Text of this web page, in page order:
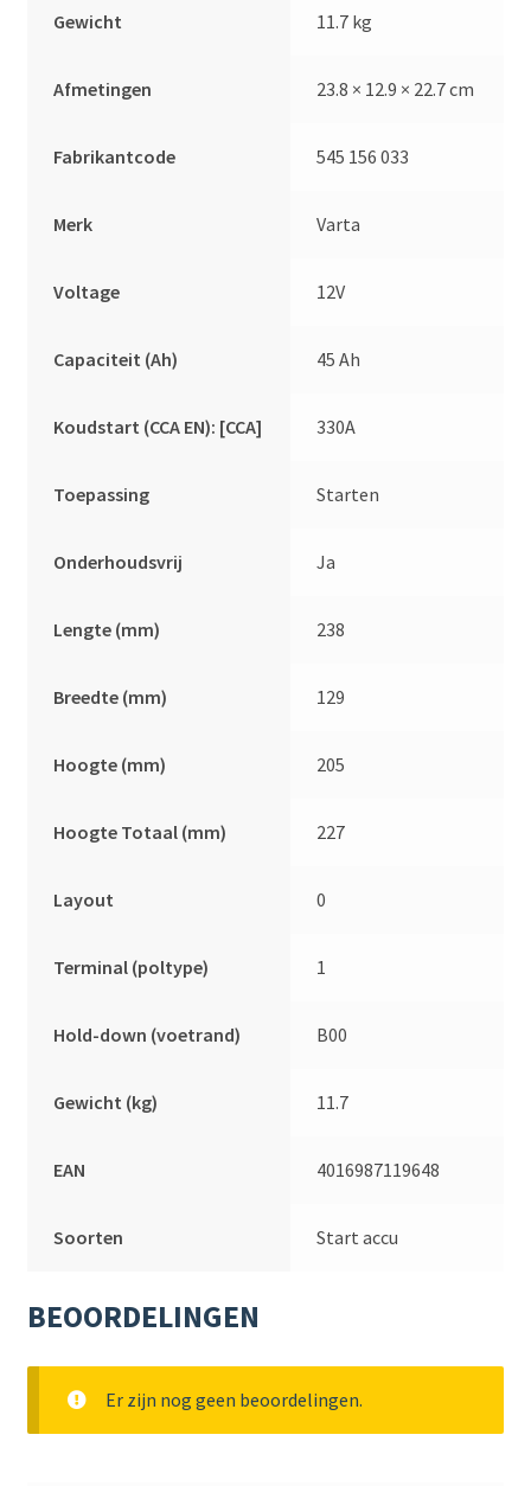
Gewicht 11.7 kg
Afmetingen 23.8 × 12.9 × 22.7 cm
Fabrikantcode 545 156 033
Merk Varta
Voltage 12V
Capaciteit (Ah) 45 Ah
Koudstart (CCA EN): [CCA] 330A
Toepassing Starten
Onderhoudsvrij Ja
Lengte (mm) 238
Breedte (mm) 129
Hoogte (mm) 205
Hoogte Totaal (mm) 227
Layout 0
Terminal (poltype) 1
Hold-down (voetrand) B00
Gewicht (kg) 11.7
EAN 4016987119648
Soorten Start accu
BEOORDELINGEN
Er zijn nog geen beoordelingen.